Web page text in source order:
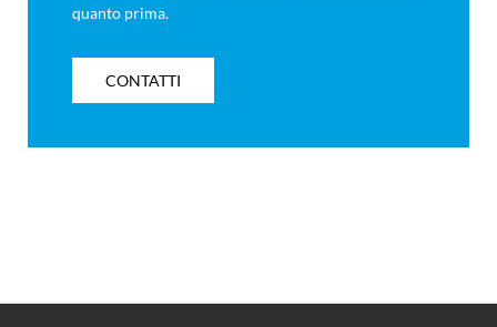
quanto prima.
CONTATTI